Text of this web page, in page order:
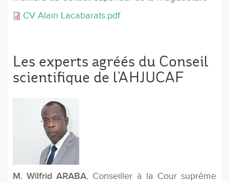
CV Alain Lacabarats.pdf
Les experts agréés du Conseil
scientifique de l’AHJUCAF
M. Wilfrid ARABA, Conseiller à la Cour suprême